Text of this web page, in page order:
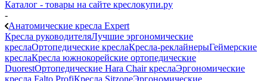
Каталог - товары на сайте креслокупи.ру
-
Анатомические кресла Expert
Кресла руководителяЛучшие эргономические
креслаОртопедические креслаКресла-реклайнерыГеймерские
креслаКресла южнокорейские ортопедические
DuorestОртопедические Hara Chair креслаЭргономические
кресла Falto ProfiКресла SitzoneЭргономические